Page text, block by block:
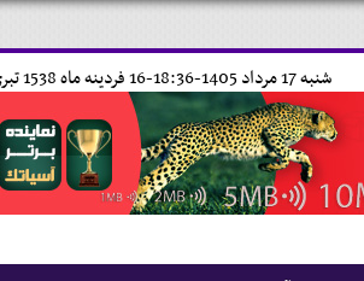
16 فردينه ماه 1538 تبری شنبه 17 مرداد 1405-18:36-